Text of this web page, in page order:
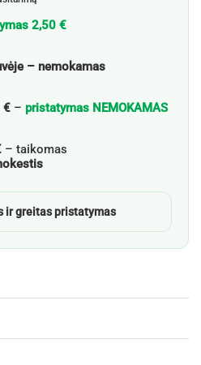
2,50 €
– nemokamas
€ – pristatymas NEMOKAMAS
– taikomas
ir greitas pristatymas